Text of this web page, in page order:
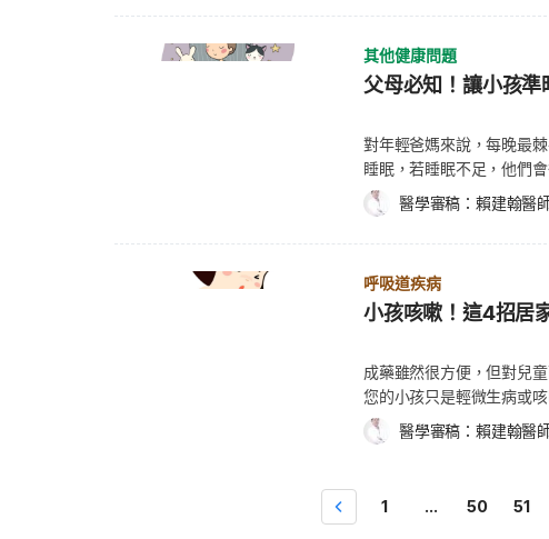
約5~15天 高燒期：約3~5天 出疹期：約1~3天 恢復期：紅疹逐漸消退，活動力慢慢恢復 其
中最典型的情況，就是先高燒數天，退燒後才開始出疹。 玫瑰
沒有明顯呼吸道症狀，且精神狀況在退燒後還不錯，就有可能是典型
燒持續超過5天以上，或退燒後仍持續精神不佳，就建議進一步
久會退？ 多數孩子會在退燒後數小時至1天內開始出疹，而這些
失。大部分玫瑰疹不會留下疤痕或色素沉澱，家長通常不需要特
反而變差正常嗎？ 部分孩子在退燒、出疹後，反而會比發燒時
嗎？什麼時候可以出門？ 孩子得到玫瑰疹後，不少家長都會猶
出疹，可以回托嬰中心嗎？」其實，玫瑰疹是否適合外出，重
是否仍處於傳染期與身體恢復狀態。 發燒期間不建議上學或托
此時留在家中休息，通常會比外出更合適。 退燒、活動力恢復
阿拉丁神燈，不能任由孩
就感到愧歉，就向小孩低
勞力，就能得到一切物質
子體會「一分耕耘一分收
同時讓他們感受耕耘後的
孩瞬息萬變的情緒，必須
常只是因為父母拒絕購買
神嚎的孩子引人側目，而
只會不斷上演，建議父母
遞，因此請父母要學著因
孩子的注意力，先讓他止
要。
不同。 目前證實可以治療孩童乾癬的療法並不多，其中，專家指出局部用藥是副作
用較低的療法，例如使用
的過程中，父母該做以下4點 尋找經驗豐富、善於治療乾癬的皮膚科醫師。
了解遵照療程計畫的重要
間才會見效。 根據小孩的年齡，選擇最適合的療法。 教導小孩如何適當地遮蓋乾癬
心，讓他們誤以為長乾癬是丟人的事
孩？ 不要過度關注疾病本身，並且鼓勵孩子在乾癬發作時，說出他的感受，這可以
讓您了解孩子的內心感受，是否有受到疾
如果比起乳膏，孩子更喜歡使用軟膏
的觀念，就能保護自己免於
Health Group 並不提供醫
防奶瓶性齲齒的方法。 簡單6步
用牙膏刷直接輕刷嬰兒牙齒。 刷牙時，清潔並按摩未冒牙的牙齦處。 在嬰兒
長出來後（通常約2.5歲），使用牙線清潔牙
用特殊的溝隙填封劑（Sealant
掉？7招改變嬰兒習慣 由
含糖量高的液體，如果汁、果凍飲或汽水。 寶寶睡
嘴，走來走去，並減少奶嘴的使
時，教他使用杯子喝東西，試著在
瓶裡的內容物。 經過2~3週後，只在奶瓶內裝水，減少奶瓶的吸引力。 嬰兒牙齒健
康6訣竅 每次餵食後皆須清潔牙齒和牙齦，清除牙菌斑。 嬰兒長牙後就需刷牙，父
母可與孩子一起刷牙，至少在睡前要一起刷。 嬰
其他健康問題
父母必知！讓小孩
對年輕爸媽來說，每晚最
睡眠，若睡眠不足，他們
習。讓孩子在睡前有規律
品質。因為每個孩子都不
提供幾個妙招，讓家長們
和起床時間。即使是週末
年齡​​夠大，可以向孩子解
習慣。 2. 設定睡眠時間長
較容易設定孩子的睡覺和
小時的睡眠時間。此外，
備好要睡覺的訊號，不久
4. 營造睡眠的環境 研究顯
醫學審稿： 賴建翰醫
呼吸道疾病
小孩咳嗽！這4招居
成藥雖然很方便，但對兒
您的小孩只是輕微生病或
療法。 1. 蜂蜜 瓶裝蜂蜜
病，最有效的抑制劑之一
柑橘屬植物)的兒童，比
兒科與青少年醫學文獻
醫學審稿： 賴建翰醫
1 ... 50 51